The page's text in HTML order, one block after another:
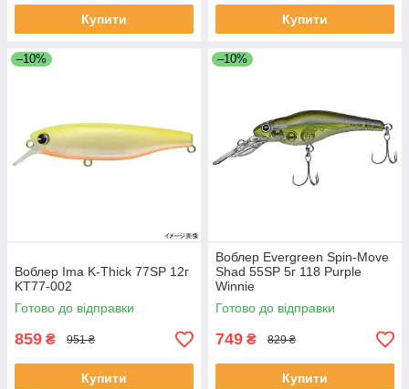
Купити Купити
–10%
Воблер Ima K-Thick 77SP 12г
KT77-002
Готово до відправки
859 ₴ 951 ₴
Купити
–10%
Воблер Evergreen Spin-Move
Shad 55SP 5г 118 Purple
Winnie
Готово до відправки
749 ₴ 829 ₴
Купити